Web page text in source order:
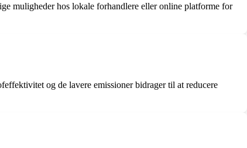
muligheder hos lokale forhandlere eller online platforme for
og de lavere emissioner bidrager til at reducere